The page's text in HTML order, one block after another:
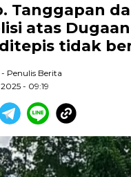
Tanggapan
atas
tidak
- Penulis Berita
- 09:19